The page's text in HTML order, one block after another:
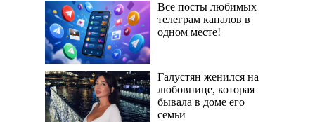
Все посты любимых
телеграм каналов в
одном месте!
Галустян женился на
любовнице, которая
бывала в доме его
семьи